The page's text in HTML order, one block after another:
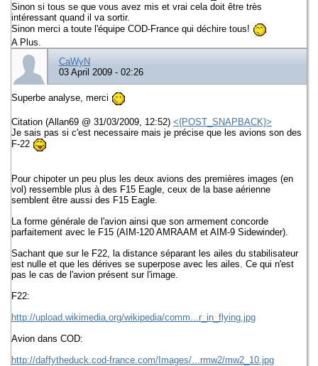
Sinon si tous se que vous avez mis et vrai cela doit être très
intéressant quand il va sortir.
Sinon merci a toute l'équipe COD-France qui déchire tous!
A Plus.
CaWyN
03 April 2009 - 02:26
Superbe analyse, merci
Citation (Allan69 @ 31/03/2009, 12:52) <{POST_SNAPBACK}>
Je sais pas si c'est necessaire mais je précise que les avions son des
F-22
Pour chipoter un peu plus les deux avions des premières images (en
vol) ressemble plus à des F15 Eagle, ceux de la base aérienne
semblent être aussi des F15 Eagle.
La forme générale de l'avion ainsi que son armement concorde
parfaitement avec le F15 (AIM-120 AMRAAM et AIM-9 Sidewinder).
Sachant que sur le F22, la distance séparant les ailes du stabilisateur
est nulle et que les dérives se superpose avec les ailes. Ce qui n'est
pas le cas de l'avion présent sur l'image.
F22:
http://upload.wikimedia.org/wikipedia/comm...r_in_flying.jpg
Avion dans COD:
http://daffytheduck.cod-france.com/Images/...rmw2/mw2_10.jpg